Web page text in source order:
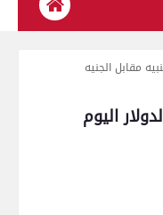
مقابل الجنيه
اليوم